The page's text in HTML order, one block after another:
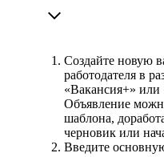
Создайте новую
работодателя в
«Вакансия+» или
Объявление
шаблона,
черновик или
Введите